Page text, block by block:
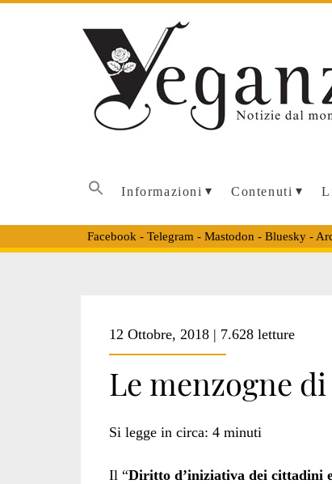
Informazioni Contenuti
Facebook - Telegram - Mastodon - Bluesky-
12 Ottobre, 2018 | 7.628 letture
Le menzogne di
Si legge in circa: 4 minuti
Il “Diritto d’iniziativa dei cittadini